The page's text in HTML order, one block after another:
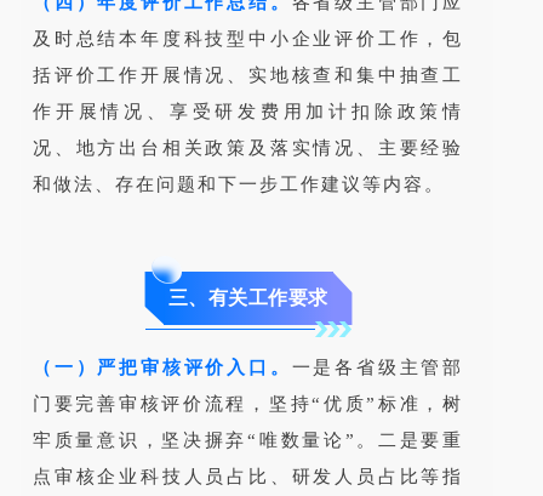
及时总结本年度科技型中小企业评价工作，包
括评价工作开展情况、实地核查和集中抽查工
作开展情况、享受研发费用加计扣除政策情
况、地方出台相关政策及落实情况、主要经验
和做法、存在问题和下一步工作建议等内容。
三、有关工作要求
（一）严把审核评价入口。 一是各省级主管部
门要完善审核评价流程，坚持“优质”标准，树
牢质量意识，坚决摒弃“唯数量论”。二是要重
点审核企业科技人员占比、研发人员占比等指